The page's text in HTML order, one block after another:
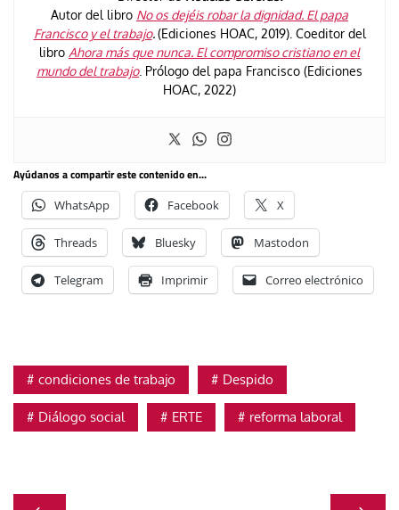
Autor del libro No os dejéis robar la dignidad. El papa
Francisco y el trabajo.(Ediciones HOAC, 2019). Coeditor del
libro Ahora más que nunca. El compromiso cristiano en el
mundo del trabajo. Prólogo del papa Francisco (Ediciones
HOAC, 2022)
Ayúdanos a compartir este contenido en...
WhatsApp Facebook X
Threads Bluesky Mastodon
Telegram Imprimir Correo electrónico
condiciones de trabajo Despido
Diálogo social ERTE reforma laboral